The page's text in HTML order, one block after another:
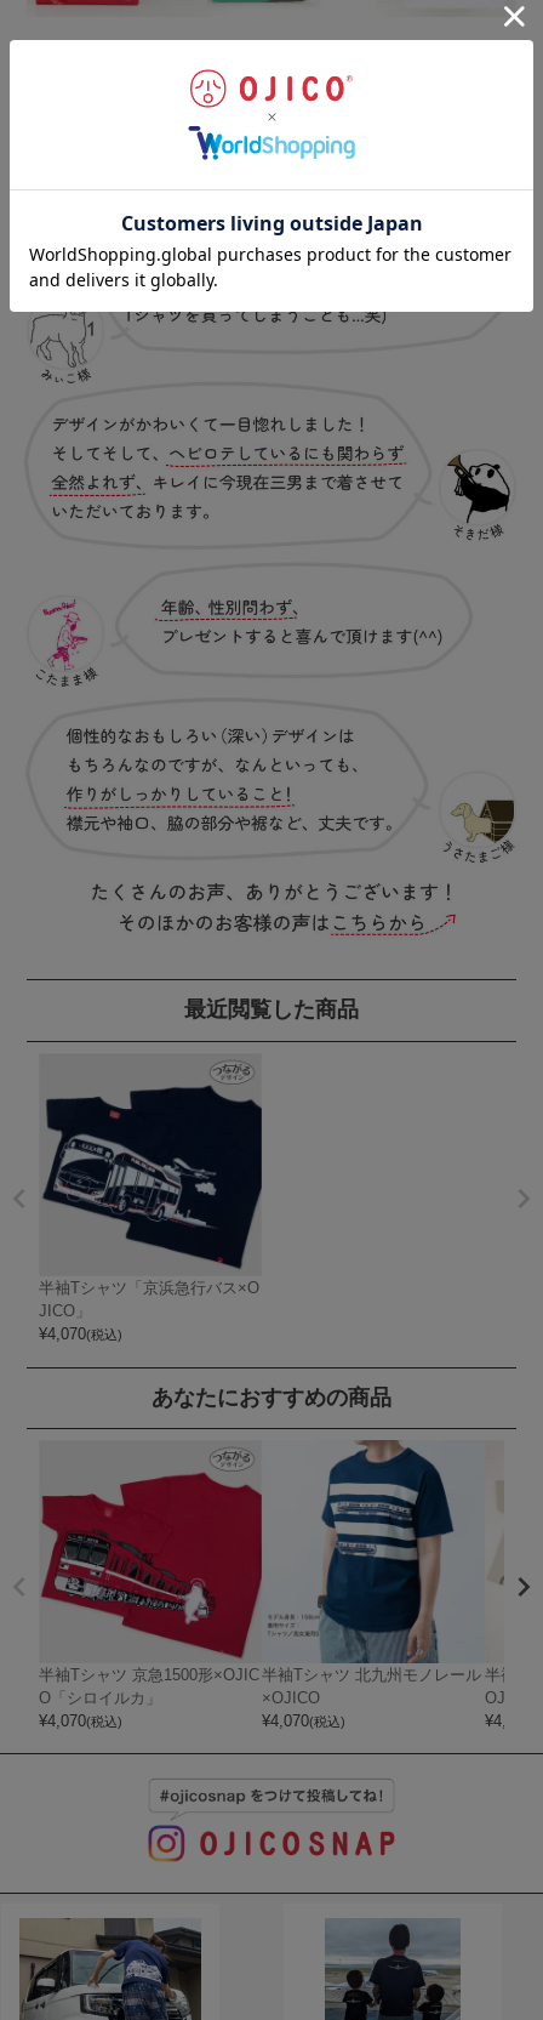
お客様の声（一部抜粋）
最近閲覧した商品
半袖Tシャツ「京浜急行バス×O
JICO」
¥4,070(税込)
あなたにおすすめの商品
半袖Tシャツ 京急1500形×OJIC
O「シロイルカ」
¥4,070(税込)
半袖Tシャツ 北九州モノレール
×OJICO
¥4,070(税込)
半袖T
OJICO
¥4,510